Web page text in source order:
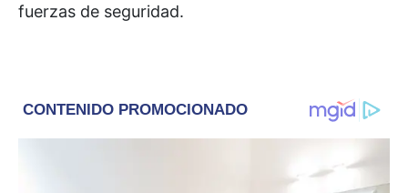
fuerzas de seguridad.